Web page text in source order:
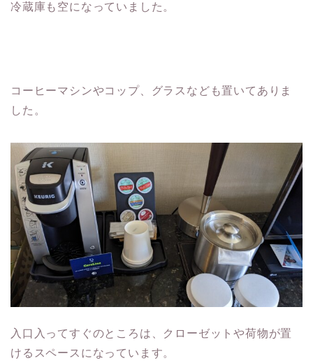
冷蔵庫も空になっていました。
コーヒーマシンやコップ、グラスなども置いてありま
した。
入口入ってすぐのところは、クローゼットや荷物が置
けるスペースになっています。